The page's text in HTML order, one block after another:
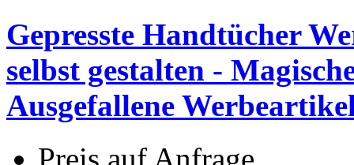
Gepresste Handtücher
selbst gestalten -
Ausgefallene
Preis auf Anfrage